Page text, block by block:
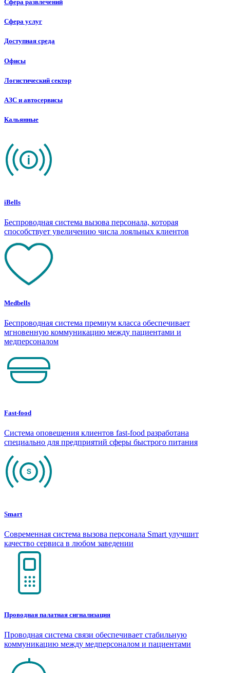
Сфера развлечений
Сфера услуг
Доступная среда
Офисы
Логистический сектор
АЗС и автосервисы
Кальянные
iBells
Беспроводная система вызова персонала, которая
способствует увеличению числа лояльных клиентов
Medbells
Беспроводная система премиум класса обеспечивает
мгновенную коммуникацию между пациентами и
медперсоналом
Fast-food
Система оповещения клиентов fast-food разработана
специально для предприятий сферы быстрого питания
Smart
Современная система вызова персонала Smart улучшит
качество сервиса в любом заведении
Проводная палатная сигнализация
Проводная система связи обеспечивает стабильную
коммуникацию между медперсоналом и пациентами